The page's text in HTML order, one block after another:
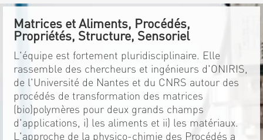
Matrices et Aliments, Procédés,
Propriétés, Structure, Sensoriel
L'équipe est fortement pluridisciplinaire. Elle
rassemble des chercheurs et ingénieurs d'ONIRIS,
de l'Université de Nantes et du CNRS autour des
procédés de transformation des matrices
(bio)polymères pour deux grands champs
d'applications, i) les aliments et ii) les matériaux.
L'approche de la physico-chimie des Procédés a